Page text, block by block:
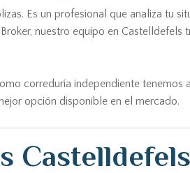
Es un profesional que analiza tu
nuestro equipo en
correduría independiente
opción disponible en el mercado.